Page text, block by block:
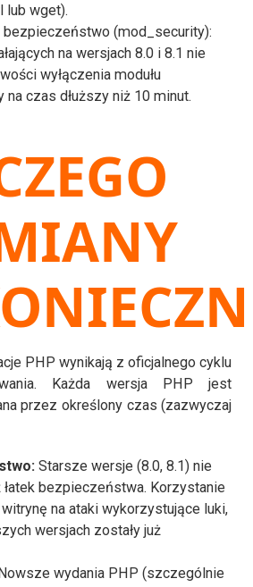
lub wget).
bezpieczeństwo (mod_security):
na wersjach 8.0 i 8.1 nie
wyłączenia modułu
czas dłuższy niż 10 minut.
PHP wynikają z oficjalnego cyklu
Każda wersja PHP jest
przez określony czas (zazwyczaj
Starsze wersje (8.0, 8.1) nie
bezpieczeństwa. Korzystanie
witrynę na ataki wykorzystujące luki,
wersjach zostały już
wydania PHP (szczególnie